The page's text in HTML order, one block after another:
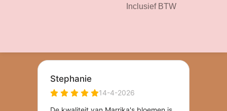
Inclusief BTW